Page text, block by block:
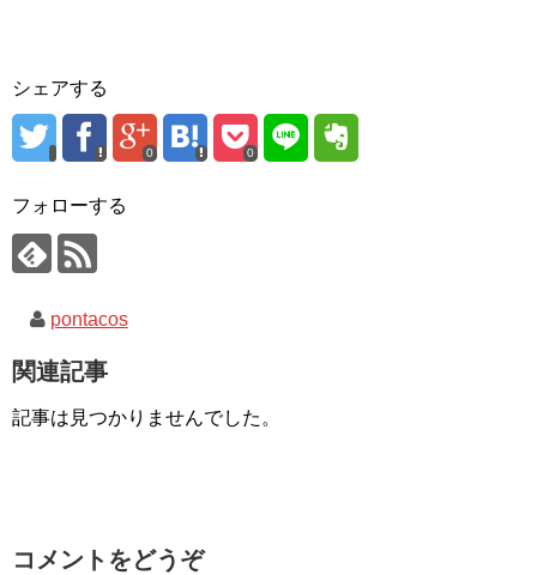
シェアする
0 0
フォローする
pontacos
関連記事
記事は見つかりませんでした。
コメントをどうぞ